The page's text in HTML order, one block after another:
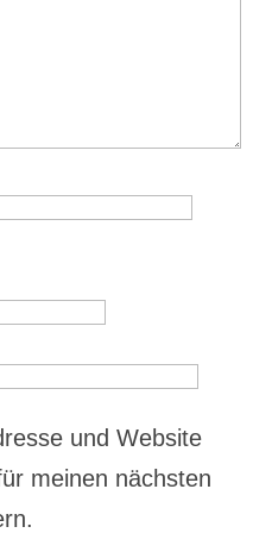
und Website
meinen nächsten